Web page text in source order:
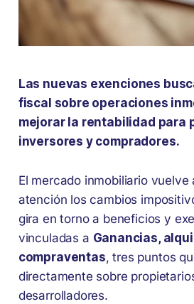
Las nuevas exenciones
fiscal sobre operaciones
mejorar la rentabilidad para
inversores y compradores.
El mercado inmobiliario vuelve
atención los cambios
gira en torno a beneficios y
vinculadas a Ganancias,
compraventas, tres puntos
directamente sobre
desarrolladores.